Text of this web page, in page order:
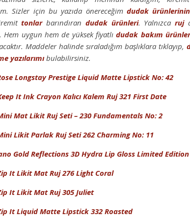
Sizler için bu yazıda önereceğim dudak ürünlerinin
tonlarbarındıran dudak ürünleri. Yalnızcaruj
Hem uygun hem de yüksek fiyatlıdudak bakım
Maddeler halinde sıraladığım başlıklara tıklayıp,
yazılarımıbulabilirsiniz.
Longstay Prestige Liquid Matte Lipstick No: 42
It Ink Crayon Kalıcı Kalem Ruj 321 First Date
Mat Likit Ruj Seti – 230 Fundamentals No: 2
Likit Parlak Ruj Seti 262 Charming No: 11
Gold Reflections 3D Hydra Lip Gloss Limited
It Likit Mat Ruj 276 Light Coral
It Likit Mat Ruj 305 Juliet
It Liquid Matte Lipstick 332 Roasted